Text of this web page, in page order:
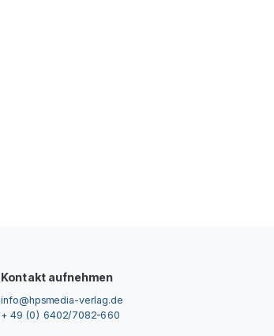
Kontakt aufnehmen
info@hpsmedia-verlag.de
+ 49 (0) 6402/7082-660